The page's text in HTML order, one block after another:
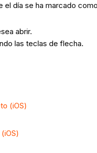
el día se ha marcado
abrir.
las teclas de flecha.
(iOS)